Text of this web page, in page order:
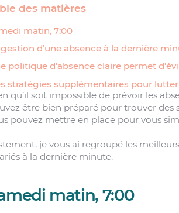
des matières
matin, 7:00
gestion d’une absence à la dernière
politique d’absence claire permet
stratégies supplémentaires pour
qu’il soit impossible de prévoir les
être bien préparé pour trouver des
pouvez mettre en place pour vous
je vous ai regroupé les
à la dernière minute.
matin, 7:00